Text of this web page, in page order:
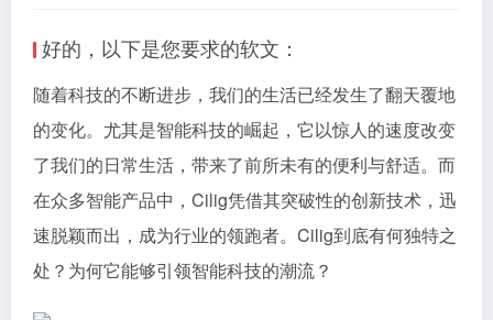
好的，以下是您要求的软文：
随着科技的不断进步，我们的生活已经发生了翻天覆地
的变化。尤其是智能科技的崛起，它以惊人的速度改变
了我们的日常生活，带来了前所未有的便利与舒适。而
在众多智能产品中，Cilig凭借其突破性的创新技术，迅
速脱颖而出，成为行业的领跑者。Cilig到底有何独特之
处？为何它能够引领智能科技的潮流？